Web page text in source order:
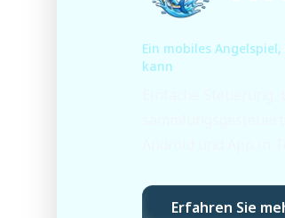
Ein mobiles
kann
Erfahren Sie